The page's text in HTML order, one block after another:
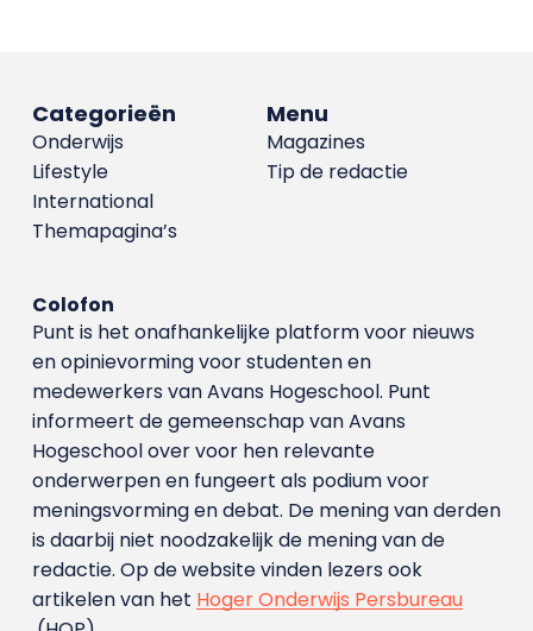
Menu
Magazines
Tip de redactie
Categorieën
Onderwijs
Lifestyle
International
Themapagina’s
Colofon
Punt is het onafhankelijke platform voor nieuws
en opinievorming voor studenten en
medewerkers van Avans Hoge­school. Punt
informeert de gemeenschap van Avans
Hogeschool over voor hen relevante
onderwerpen en fungeert als podium voor
meningsvorming en debat. De mening van derden
is daarbij niet noodzakelijk de mening van de
redactie. Op de website vinden lezers ook
artikelen van het Hoger Onderwijs Persbureau